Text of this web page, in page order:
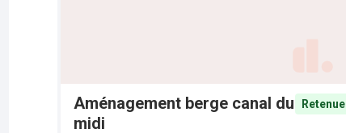
Aménagement berge canal du
midi
Retenue